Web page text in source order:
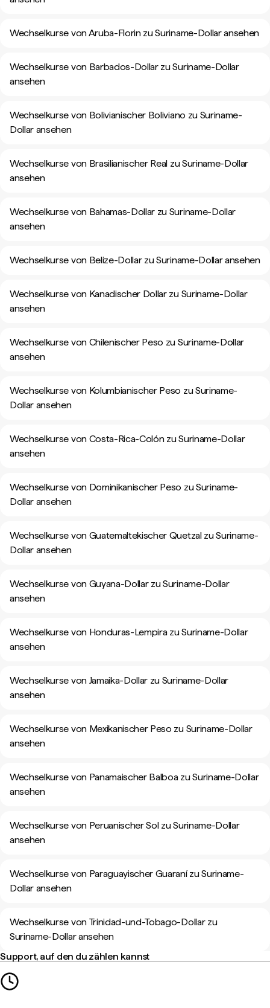
Wechselkurse von Aruba-Florin zu Suriname-Dollar ansehen
Wechselkurse von Barbados-Dollar zu Suriname-Dollar
ansehen
Wechselkurse von Bolivianischer Boliviano zu Suriname-
Dollar ansehen
Wechselkurse von Brasilianischer Real zu Suriname-Dollar
ansehen
Wechselkurse von Bahamas-Dollar zu Suriname-Dollar
ansehen
Wechselkurse von Belize-Dollar zu Suriname-Dollar ansehen
Wechselkurse von Kanadischer Dollar zu Suriname-Dollar
ansehen
Wechselkurse von Chilenischer Peso zu Suriname-Dollar
ansehen
Wechselkurse von Kolumbianischer Peso zu Suriname-
Dollar ansehen
Wechselkurse von Costa-Rica-Colón zu Suriname-Dollar
ansehen
Wechselkurse von Dominikanischer Peso zu Suriname-
Dollar ansehen
Wechselkurse von Guatemaltekischer Quetzal zu Suriname-
Dollar ansehen
Wechselkurse von Guyana-Dollar zu Suriname-Dollar
ansehen
Wechselkurse von Honduras-Lempira zu Suriname-Dollar
ansehen
Wechselkurse von Jamaika-Dollar zu Suriname-Dollar
ansehen
Wechselkurse von Mexikanischer Peso zu Suriname-Dollar
ansehen
Wechselkurse von Panamaischer Balboa zu Suriname-Dollar
ansehen
Wechselkurse von Peruanischer Sol zu Suriname-Dollar
ansehen
Wechselkurse von Paraguayischer Guaraní zu Suriname-
Dollar ansehen
Wechselkurse von Trinidad-und-Tobago-Dollar zu
Suriname-Dollar ansehen
Support, auf den du zählen kannst